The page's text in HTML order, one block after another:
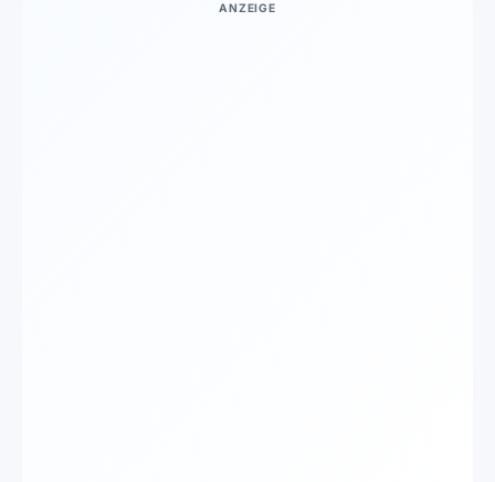
ANZEIGE